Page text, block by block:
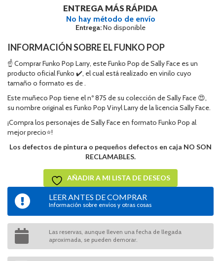
ENTREGA MÁS RÁPIDA
No hay método de envío
Entrega:No disponible
INFORMACIÓN SOBRE EL FUNKO POP
☝ Comprar Funko Pop Larry, este Funko Pop de Sally Face es un
producto oficial Funko ✔️, el cual está realizado en vinilo cuyo
tamaño o formato es de .
Este muñeco Pop tiene el nº 875 de su colección de Sally Face 😍,
su nombre original es Funko Pop Vinyl Larry de la licencia Sally Face.
¡Compra los personajes de Sally Face en formato Funko Pop al
mejor precio⭐!
Los defectos de pintura o pequeños defectos en caja NO SON
RECLAMABLES.
AÑADIR A MI LISTA DE DESEOS
LEER ANTES DE COMPRAR
Información sobre envíos y otras cosas
Las reservas, aunque lleven una fecha de llegada
aproximada, se pueden demorar.